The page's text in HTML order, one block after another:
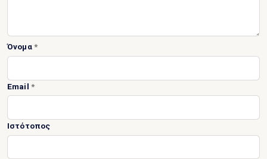
Όνομα*
Email *
Ιστότοπος